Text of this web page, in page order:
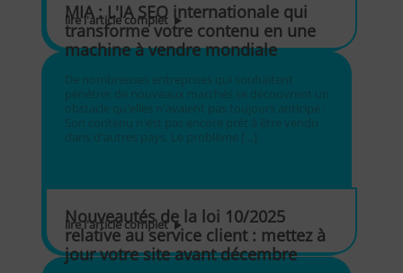
MIA : L'IA SEO internationale qui
transforme votre contenu en une
machine à vendre mondiale
De nombreuses entreprises qui souhaitent
pénétrer de nouveaux marchés se découvrent un
obstacle qu'elles n'avaient pas toujours anticipé :
Son contenu n'est pas encore prêt à être vendu
dans d'autres pays. Le problème […]
lire l'article complet
Nouveautés de la loi 10/2025
relative au service client : mettez à
jour votre site avant décembre
lire l'article complet